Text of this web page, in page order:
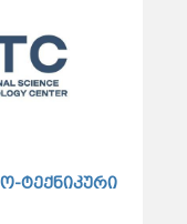
ტექნიკური